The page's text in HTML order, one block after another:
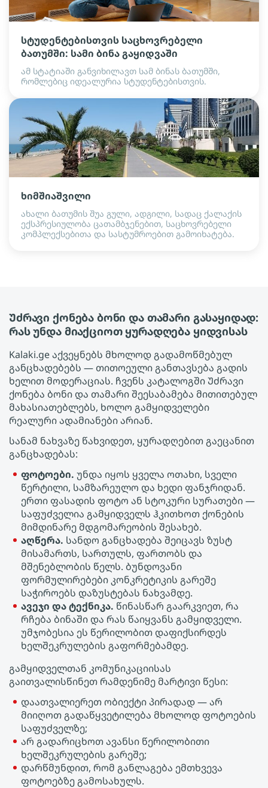
სტუდენტებისთვის საცხოვრებელი
ბათუმში: სამი ბინა გაყიდვაში
ამ სტატიაში განვიხილავთ სამ ბინას ბათუმში,
რომლებიც იდეალურია სტუდენტებისთვის.
ხიმშიაშვილი
ახალი ბათუმის შუა გული, ადგილი, სადაც ქალაქის
ექსპრესიულობა ცათამბჯენებით, საცხოვრებელი
კომპლექსებითა და სასტუმროებით გამოიხატება.
Უძრავი ქონება ბონი და თამარი გასაყიდად:
რას უნდა მიაქციოთ ყურადღება ყიდვისას
Kalaki.ge აქვეყნებს მხოლოდ გადამოწმებულ
განცხადებებს — თითოეული განთავსება გადის
ხელით მოდერაციას. ჩვენს კატალოგში Უძრავი
ქონება ბონი და თამარი შეესაბამება მითითებულ
მახასიათებლებს, ხოლო გამყიდველები
რეალური ადამიანები არიან.
სანამ ნახვაზე წახვიდეთ, ყურადღებით გაეცანით
განცხადებას:
ფოტოები. უნდა იყოს ყველა ოთახი, სველი
წერტილი, სამზარეულო და ხედი ფანჯრიდან.
ერთი ფასადის ფოტო ან სტოკური სურათები —
საფუძველია გამყიდველს ჰკითხოთ ქონების
მიმდინარე მდგომარეობის შესახებ.
აღწერა. სანდო განცხადება შეიცავს ზუსტ
მისამართს, სართულს, ფართობს და
მშენებლობის წელს. ბუნდოვანი
ფორმულირებები კონკრეტიკის გარეშე
საჭიროებს დაზუსტებას ნახვამდე.
ავეჯი და ტექნიკა. წინასწარ გაარკვიეთ, რა
რჩება ბინაში და რას წაიყვანს გამყიდველი.
უმჯობესია ეს წერილობით დაფიქსირდეს
ხელშეკრულების გაფორმებამდე.
გამყიდველთან კომუნიკაციისას
გაითვალისწინეთ რამდენიმე მარტივი წესი:
დაათვალიერეთ ობიექტი პირადად — არ
მიიღოთ გადაწყვეტილება მხოლოდ ფოტოების
საფუძველზე;
არ გადარიცხოთ ავანსი წერილობითი
ხელშეკრულების გარეშე;
დარწმუნდით, რომ განლაგება ემთხვევა
ფოტოებზე გამოსახულს.